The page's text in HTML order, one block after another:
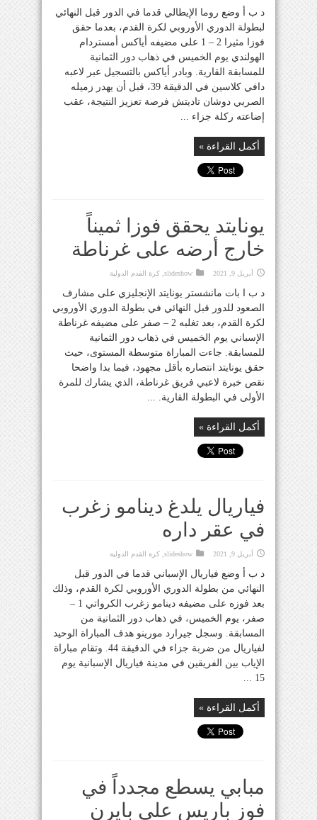
د ب أ وضع روما الإيطالي قدما في الدور قبل النهائي
لبطولة الدوري الأوروبي لكرة القدم، بعدما حقق
فوزا مثيرا 2 – 1 على مضيفه أياكس أمستردام
الهولندي يوم الخميس في ذهاب دور الثمانية
للمسابقة القارية. وبادر أياكس بالتسجيل عبر لاعبه
دافي كلاسين في الدقيقة 39، قبل أن يهدر زميله
الصربي دوشان تاديتش فرصة تعزيز النتيجة، عقب
إضاعته ركلة جزاء ...
أكمل القراءة »
يونايتد يحقق فوزا ثميناً
خارج أرضه على غرناطة
أبريل 9, 2021 slideshow كرة القدم الدولية
د ب ا بات مانشستر يونايتد الإنجليزي على مشارف
الصعود للدور قبل النهائي في بطولة الدوري الأوروبي
لكرة القدم، بعد تغلبه 2 – صفر على مضيفه غرناطة
الإسباني يوم الخميس في ذهاب دور الثمانية
للمسابقة. جاءت المباراة متوسطة المستوى، حيث
حقق يونايتد انتصاره بأقل مجهود، فيما بدا واضحا
نقص خبرة لاعبي فريق غرناطة، الذي يشارك للمرة
الأولى في البطولة القارية. ...
أكمل القراءة »
فياريال يلدغ دينامو زغرب
في عقر داره
أبريل 9, 2021 slideshow كرة القدم الدولية
د ب أ وضع فياريال الإسباني قدما في الدور قبل
النهائي من بطولة الدوري الأوروبي لكرة القدم، وذلك
بعد فوزه على مضيفه دينامو زغرب الكرواتي 1 –
صفر، يوم الخميس، في ذهاب دور الثمانية من
المسابقة. وسجل جيرارد مورينو هدف المباراة الوحيد
لفياريال من ضربة جزاء في الدقيقة 44. وتقام مباراة
الإياب بين الفريقين في مدينة فياريال الإسبانية يوم
15 ...
أكمل القراءة »
مبابي يسطع مجدداً في
فوز باريس على بايرن